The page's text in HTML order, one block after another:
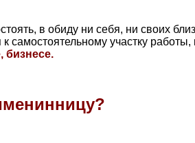
в обиду ни себя, ни своих
участку
бизнесе.